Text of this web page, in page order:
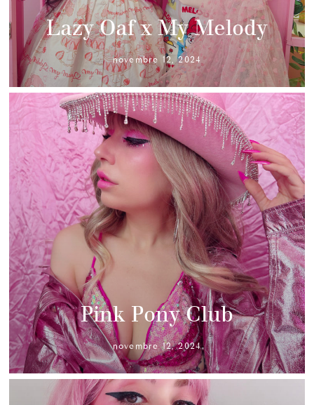
Lazy Oaf x My Melody
novembre 12, 2024
Pink Pony Club
novembre 12, 2024